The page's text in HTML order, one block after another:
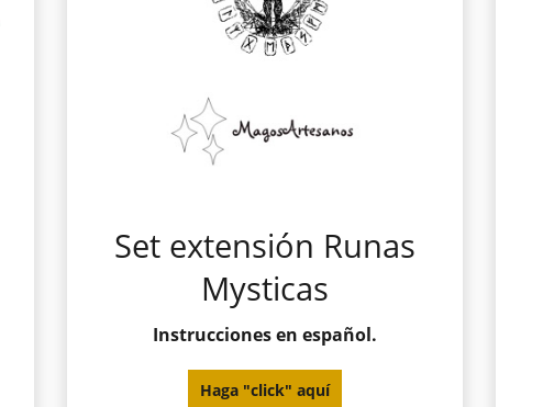
Set extensión Runas
Mysticas
Instrucciones en español.
Haga "click" aquí